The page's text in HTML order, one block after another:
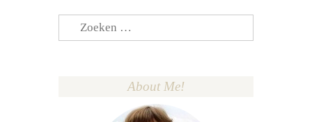
Zoeken
naar:
About Me!